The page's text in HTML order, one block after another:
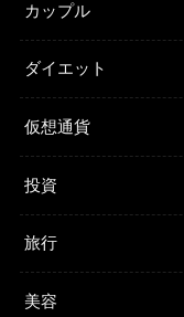
カップル
ダイエット
仮想通貨
投資
旅行
美容